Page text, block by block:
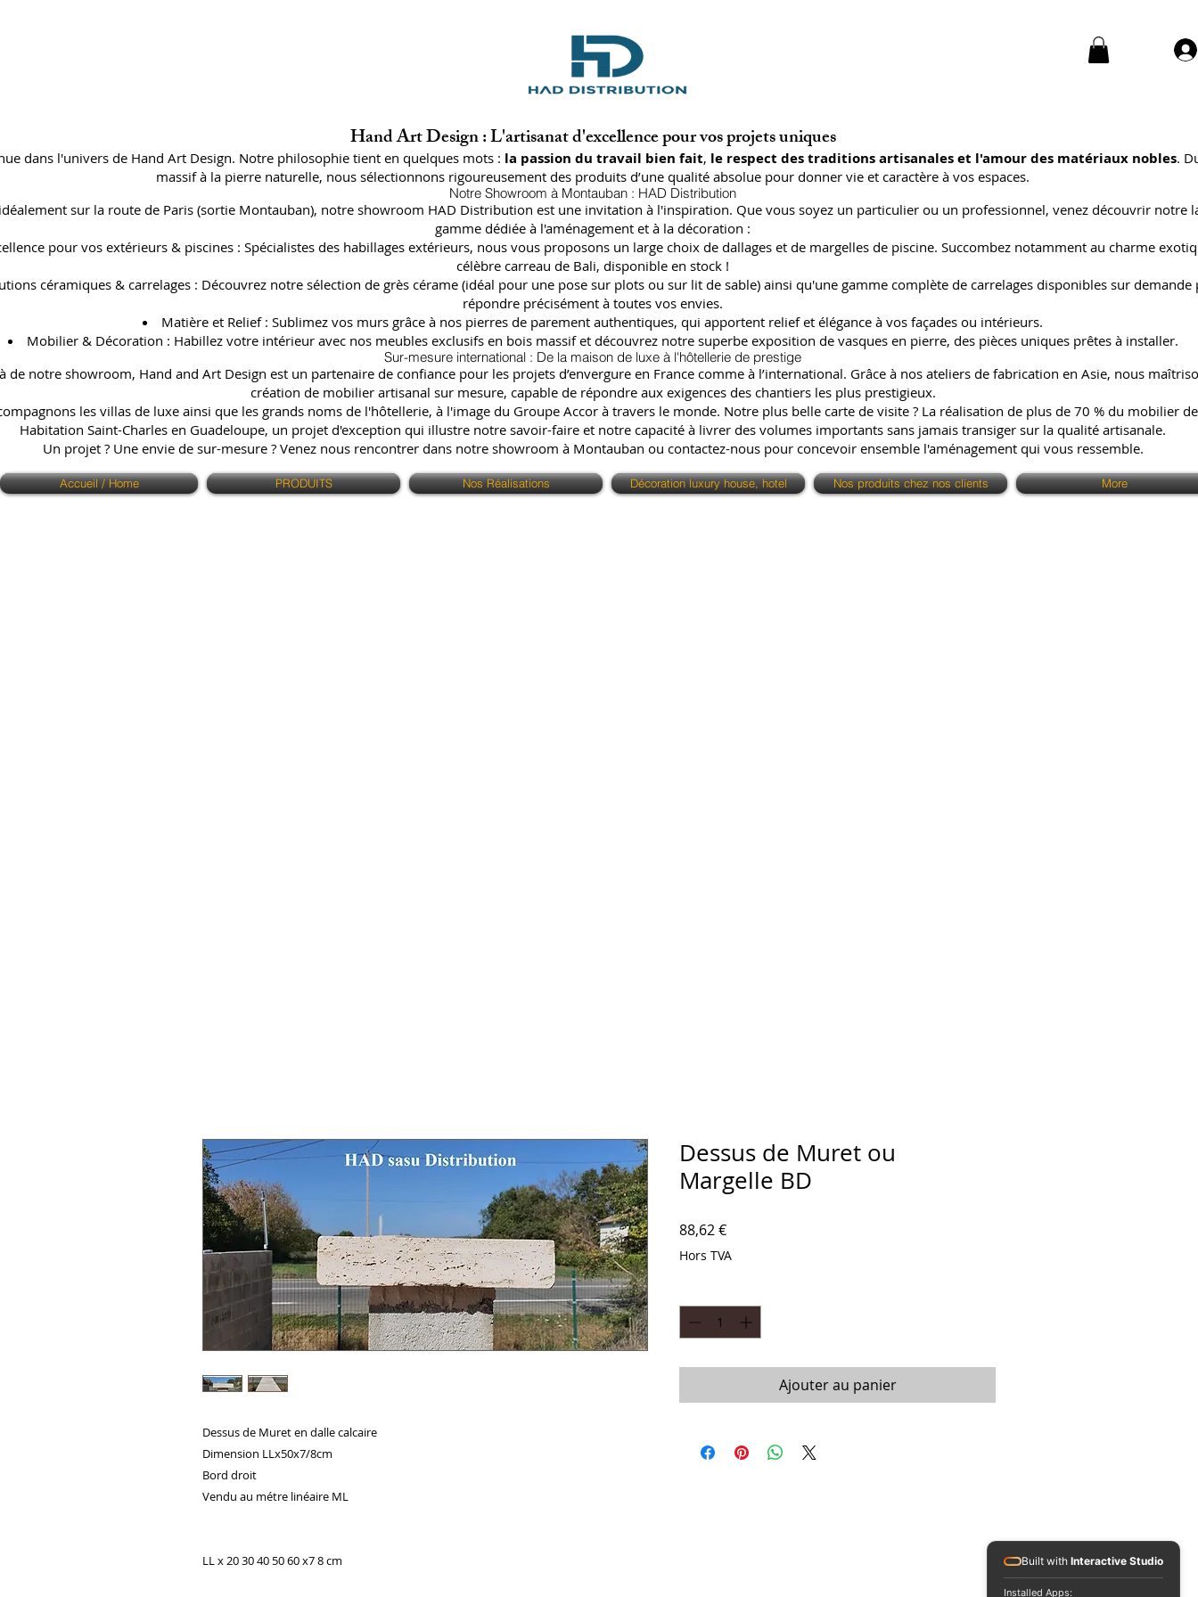
Hand Art Design : L'artisanat d'excellence pour vos projets uniques
dans l'univers de Hand Art Design. Notre philosophie tient en quelques mots : la passion du travail bien fait, le respect des traditions artisanales et l'amour des matériaux nobles.
massif à la pierre naturelle, nous sélectionnons rigoureusement des produits d’une qualité absolue pour donner vie et caractère à vos espaces.
Notre Showroom à Montauban : HAD Distribution
sur la route de Paris (sortie Montauban), notre showroom HAD Distribution est une invitation à l'inspiration. Que vous soyez un particulier ou un professionnel, venez découvrir notre
gamme dédiée à l'aménagement et à la décoration :
pour vos extérieurs & piscines : Spécialistes des habillages extérieurs, nous vous proposons un large choix de dallages et de margelles de piscine. Succombez notamment au charme
célèbre carreau de Bali, disponible en stock !
céramiques & carrelages : Découvrez notre sélection de grès cérame (idéal pour une pose sur plots ou sur lit de sable) ainsi qu'une gamme complète de carrelages disponibles sur demande
répondre précisément à toutes vos envies.
Matière et Relief : Sublimez vos murs grâce à nos pierres de parement authentiques, qui apportent relief et élégance à vos façades ou intérieurs.
Mobilier & Décoration : Habillez votre intérieur avec nos meubles exclusifs en bois massif et découvrez notre superbe exposition de vasques en pierre, des pièces uniques prêtes à installer.
Sur-mesure international : De la maison de luxe à l'hôtellerie de prestige
de notre showroom, Hand and Art Design est un partenaire de confiance pour les projets d’envergure en France comme à l’international. Grâce à nos ateliers de fabrication en Asie, nous
création de mobilier artisanal sur mesure, capable de répondre aux exigences des chantiers les plus prestigieux.
les villas de luxe ainsi que les grands noms de l'hôtellerie, à l'image du Groupe Accor à travers le monde. Notre plus belle carte de visite ? La réalisation de plus de 70 % du mobilier
Habitation Saint-Charles en Guadeloupe, un projet d'exception qui illustre notre savoir-faire et notre capacité à livrer des volumes importants sans jamais transiger sur la qualité artisanale.
Un projet ? Une envie de sur-mesure ? Venez nous rencontrer dans notre showroom à Montauban ou contactez-nous pour concevoir ensemble l'aménagement qui vous ressemble.
Accueil / Home PRODUITS Nos Réalisations Décoration luxury house, hotel Nos produits chez nos clients More
Dessus de Muret en dalle calcaire
Dimension LLx50x7/8cm
Bord droit
Vendu au métre linéaire ML
LL x 20 30 40 50 60 x7 8 cm
Dessus de Muret ou
Margelle BD
88,62 €Prix
Hors TVA
Ajouter au panier
Built with Interactive Studio
Installed Apps: